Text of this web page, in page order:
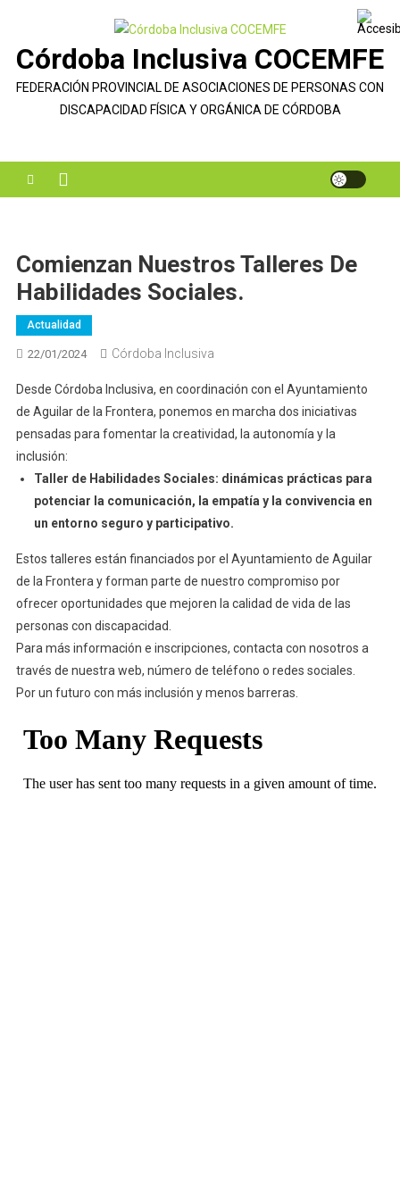
contenido
Córdoba Inclusiva COCEMFE
FEDERACIÓN PROVINCIAL DE ASOCIACIONES DE PERSONAS CON
DISCAPACIDAD FÍSICA Y ORGÁNICA DE CÓRDOBA
Comienzan Nuestros Talleres De
Habilidades Sociales.
Actualidad
22/01/2024 Córdoba Inclusiva
Desde Córdoba Inclusiva, en coordinación con el Ayuntamiento
de Aguilar de la Frontera, ponemos en marcha dos iniciativas
pensadas para fomentar la creatividad, la autonomía y la
inclusión:
Taller de Habilidades Sociales: dinámicas prácticas para
potenciar la comunicación, la empatía y la convivencia en
un entorno seguro y participativo.
Estos talleres están financiados por el Ayuntamiento de Aguilar
de la Frontera y forman parte de nuestro compromiso por
ofrecer oportunidades que mejoren la calidad de vida de las
personas con discapacidad.
Para más información e inscripciones, contacta con nosotros a
través de nuestra web, número de teléfono o redes sociales.
Por un futuro con más inclusión y menos barreras.